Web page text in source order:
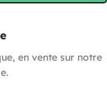
en vente sur notre